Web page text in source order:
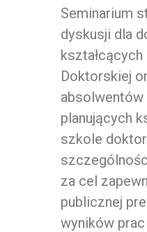
Seminarium
dyskusji dla
Doktorskiej
absolwentów
planujących
szkole
za cel
publicznej
wyników